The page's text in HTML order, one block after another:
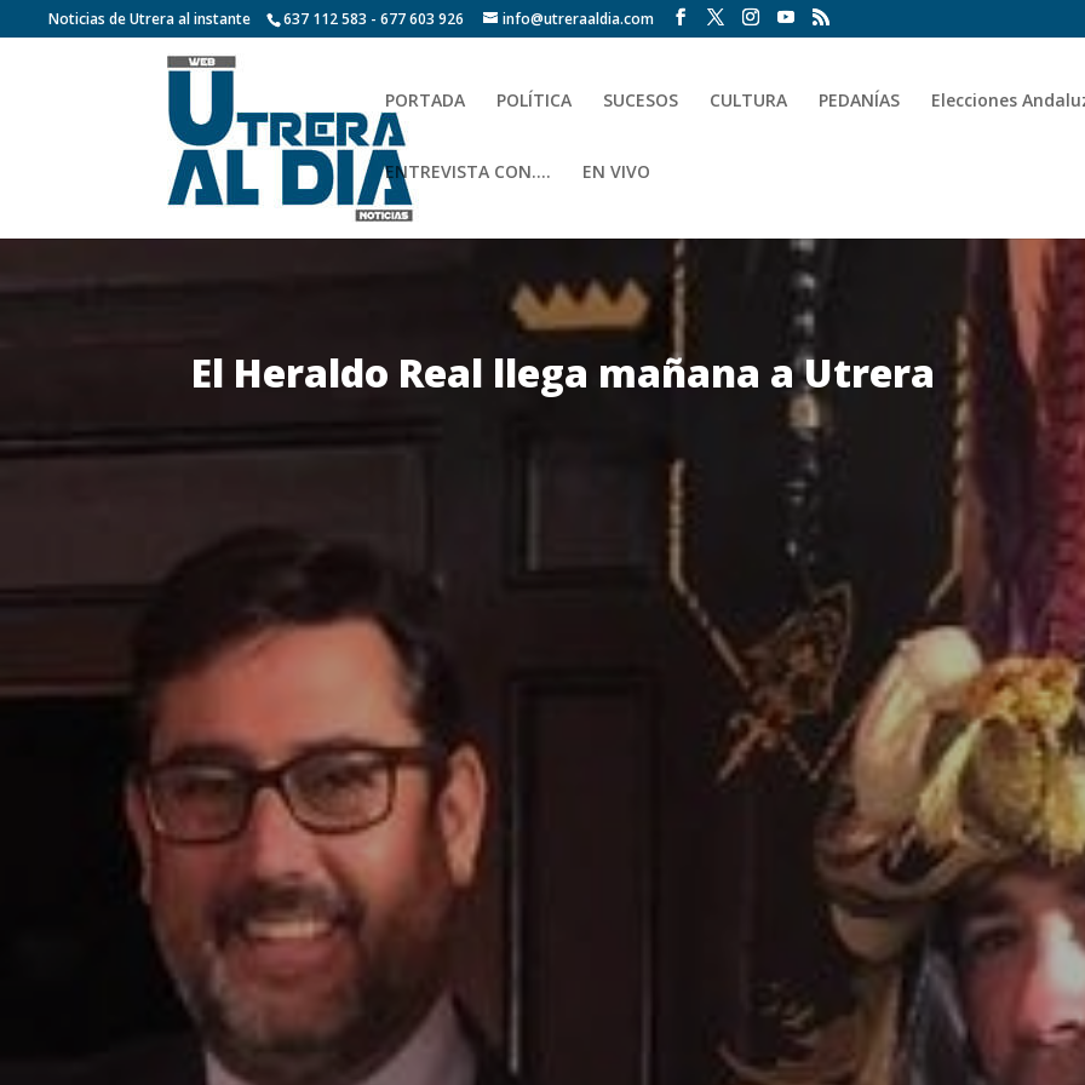
Noticias de Utrera al instante 637 112 583 - 677 603 926 info@utreraaldia.com
PORTADA POLÍTICA SUCESOS CULTURA PEDANÍAS Elecciones
ENTREVISTA CON…. EN VIVO
El Heraldo Real llega mañana a Utrera